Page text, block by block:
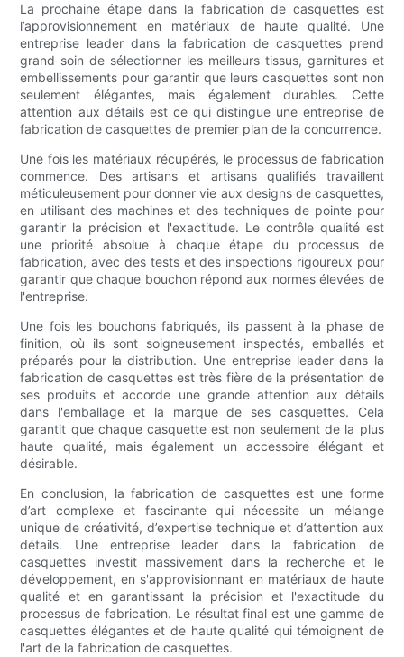
La prochaine étape dans la fabrication de casquettes est
l’approvisionnement en matériaux de haute qualité. Une
entreprise leader dans la fabrication de casquettes prend
grand soin de sélectionner les meilleurs tissus, garnitures et
embellissements pour garantir que leurs casquettes sont non
seulement élégantes, mais également durables. Cette
attention aux détails est ce qui distingue une entreprise de
fabrication de casquettes de premier plan de la concurrence.
Une fois les matériaux récupérés, le processus de fabrication
commence. Des artisans et artisans qualifiés travaillent
méticuleusement pour donner vie aux designs de casquettes,
en utilisant des machines et des techniques de pointe pour
garantir la précision et l'exactitude. Le contrôle qualité est
une priorité absolue à chaque étape du processus de
fabrication, avec des tests et des inspections rigoureux pour
garantir que chaque bouchon répond aux normes élevées de
l'entreprise.
Une fois les bouchons fabriqués, ils passent à la phase de
finition, où ils sont soigneusement inspectés, emballés et
préparés pour la distribution. Une entreprise leader dans la
fabrication de casquettes est très fière de la présentation de
ses produits et accorde une grande attention aux détails
dans l'emballage et la marque de ses casquettes. Cela
garantit que chaque casquette est non seulement de la plus
haute qualité, mais également un accessoire élégant et
désirable.
En conclusion, la fabrication de casquettes est une forme
d’art complexe et fascinante qui nécessite un mélange
unique de créativité, d’expertise technique et d’attention aux
détails. Une entreprise leader dans la fabrication de
casquettes investit massivement dans la recherche et le
développement, en s'approvisionnant en matériaux de haute
qualité et en garantissant la précision et l'exactitude du
processus de fabrication. Le résultat final est une gamme de
casquettes élégantes et de haute qualité qui témoignent de
l'art de la fabrication de casquettes.